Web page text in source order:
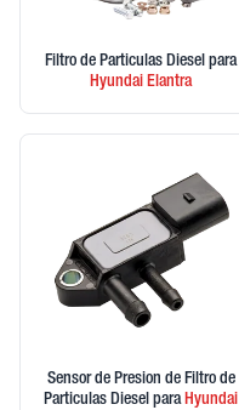
Filtro de Particulas Diesel para
Hyundai Elantra
Sensor de Presion de Filtro de
Particulas Diesel paraHyundai